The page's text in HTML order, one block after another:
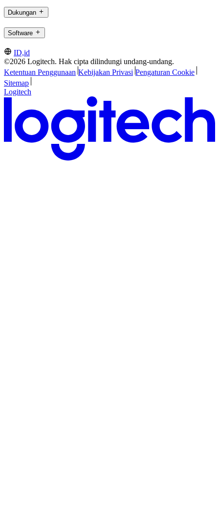
Dukungan
Software
ID,id
©2026 Logitech. Hak cipta dilindungi undang-undang.
Ketentuan Penggunaan Kebijakan Privasi Pengaturan Cookie
Sitemap
Logitech